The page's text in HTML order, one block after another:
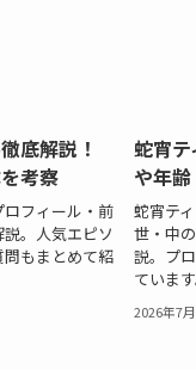
底解説！
考察
フィール・前
。人気エピソ
もまとめて紹
蛇宵
や年
蛇宵テ
世・中
説。プ
ています
2026年7